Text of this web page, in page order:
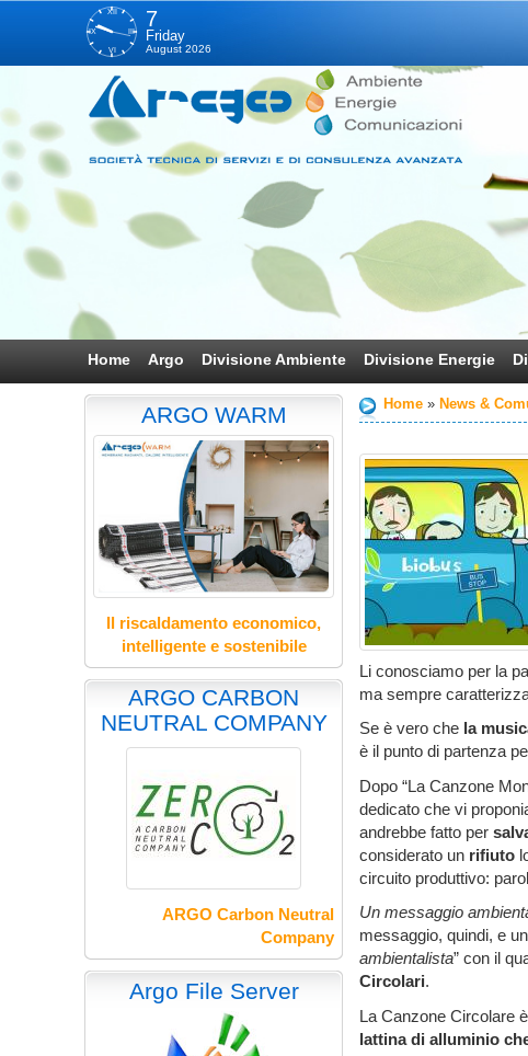
XII
III
VI
IX 7
Friday
August 2026
Home Argo Divisione Ambiente Divisione Energie
Home News &
Li conosciamo per la
ma sempre
Se è vero che la
è il punto di partenza
Dopo “La Canzone
dedicato che vi
andrebbe fatto per
considerato un rifiuto
circuito produttivo:
Un messaggio
messaggio, quindi, e
ambientalista” con il
Circolari.
La Canzone Circolare
lattina di alluminio
ARGO WARM
Il riscaldamento economico,
intelligente e sostenibile
ARGO CARBON
NEUTRAL COMPANY
ARGO Carbon Neutral
Company
Argo File Server